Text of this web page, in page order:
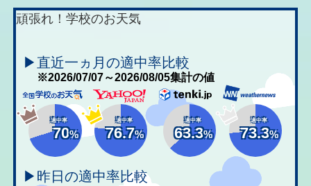
頑張れ！学校のお天気
▶直近一ヵ月の適中率比較
※2026/07/07～2026/08/05集計の値
適中率
70%
適中率
76.7%
適中率
63.3%
適中率
73.3%
▶昨日の適中率比較